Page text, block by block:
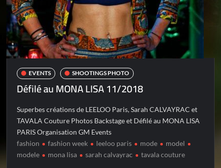
EVENTS SHOOTINGS PHOTO
Défilé au MONA LISA 11/2018
Superbes créations de LEELOO Paris, Sarah CALVAYRAC et
TAVALA Couture Photos Backstage et Défilé au MONA LISA
PARIS Organisation GM Events
fashion
fashion week leeloo paris mode
model
modele
mona lisa sarah calvayrac tavala couture